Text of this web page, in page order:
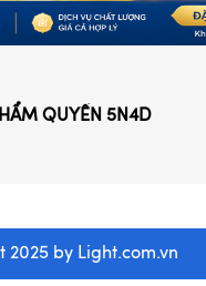
QUYẾN 5N4D
2025 by Light.com.vn